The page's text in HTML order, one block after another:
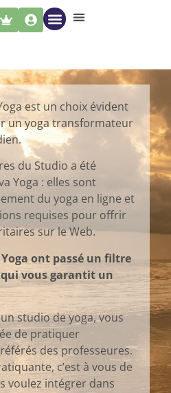
est un choix évident
un yoga transformateur
du Studio a été
Yoga : elles sont
du yoga en ligne et
requises pour offrir
sur le Web.
ont passé un filtre
vous garantit un
studio de yoga, vous
de pratiquer
des professeures.
c’est à vous de
voulez intégrer dans